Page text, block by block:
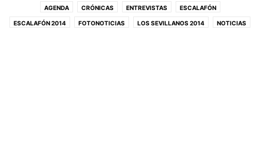
AGENDA CRÓNICAS ENTREVISTAS ESCALAFÓN
ESCALAFÓN 2014 FOTONOTICIAS LOS SEVILLANOS 2014 NOTICIAS